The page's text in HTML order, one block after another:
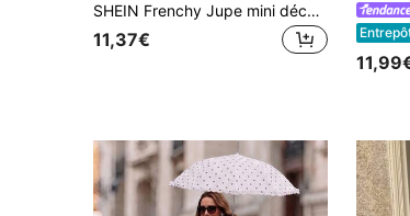
SHEIN Frenchy Jupe mini décontractée avec fente latérale et imprimé floral pour femmes
11,37€